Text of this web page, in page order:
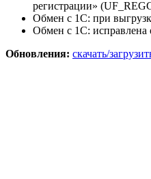
регистрации»
Обмен с 1С: при
Обмен с 1С: исправлена
Обновления: скачать/